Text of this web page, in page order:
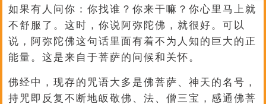
如果有人问你：你找谁？你来干嘛？你心里马上就
不舒服了。这时，你说阿弥陀佛，就很好。可以
说，阿弥陀佛这句话里面有着不为人知的巨大的正
能量。这是来自于菩萨的问候和关怀。
佛经中，现存的咒语大多是佛菩萨、神天的名号，
持咒即反复不断地皈敬佛、法、僧三宝，感通佛菩